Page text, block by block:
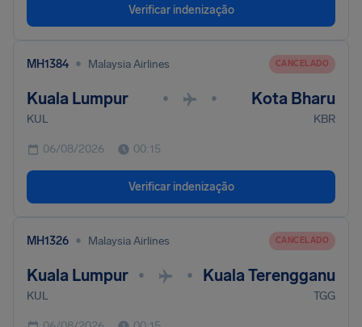
Verificar indenização
MH1384 • Malaysia Airlines CANCELADO
Kuala Lumpur • • Kota Bharu
KUL KBR
06/08/2026 00:15
Verificar indenização
MH1326 • Malaysia Airlines CANCELADO
Kuala Lumpur • • Kuala Terengganu
KUL TGG